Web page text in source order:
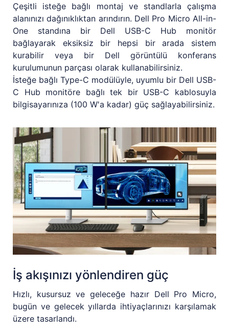
Çeşitli isteğe bağlı montaj ve standlarla çalışma
alanınızı dağınıklıktan arındırın. Dell Pro Micro All-in-
One standına bir Dell USB-C Hub monitör
bağlayarak eksiksiz bir hepsi bir arada sistem
kurabilir veya bir Dell görüntülü konferans
kurulumunun parçası olarak kullanabilirsiniz.
İsteğe bağlı Type-C modülüyle, uyumlu bir Dell USB-
C Hub monitöre bağlı tek bir USB-C kablosuyla
bilgisayarınıza (100 W'a kadar) güç sağlayabilirsiniz.
İş akışınızı yönlendiren güç
Hızlı, kusursuz ve geleceğe hazır Dell Pro Micro,
bugün ve gelecek yıllarda ihtiyaçlarınızı karşılamak
üzere tasarlandı.